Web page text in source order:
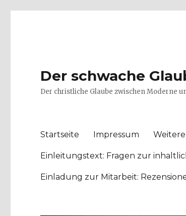
Der schwache
Der christliche Glaube zwischen Moderne
Startseite Impressum
Einleitungstext: Fragen zur
Einladung zur Mitarbeit: